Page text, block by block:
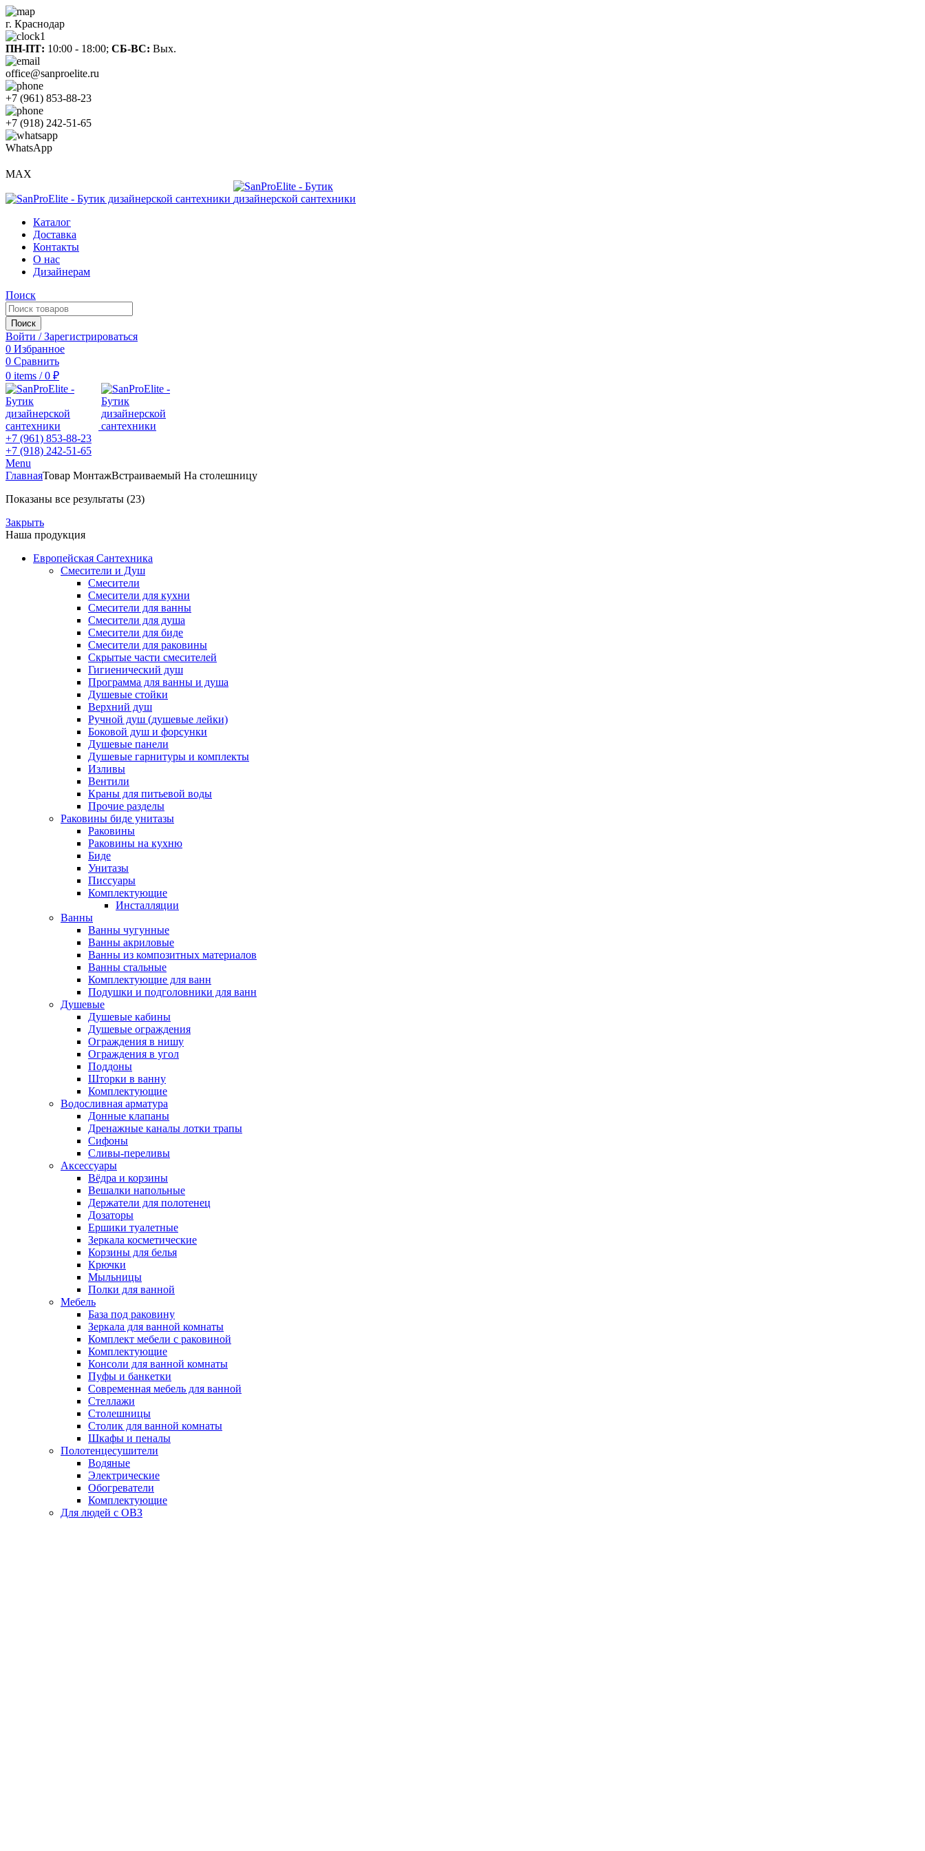
г. Краснодар
ПН-ПТ: 10:00 - 18:00; СБ-ВС: Вых.
office@sanproelite.ru
+7 (961) 853-88-23
+7 (918) 242-51-65
WhatsApp
MAX
Каталог
Доставка
Контакты
О нас
Дизайнерам
Поиск
Поиск
Войти / Зарегистрироваться
0 Избранное
0 Сравнить
0 items / 0 ₽
+7 (961) 853-88-23
+7 (918) 242-51-65
Menu
ГлавнаяТовар МонтажВстраиваемый На столешницу
Показаны все результаты (23)
Закрыть
Наша продукция
Европейская Сантехника
Смесители и Душ
Смесители
Смесители для кухни
Смесители для ванны
Смесители для душа
Смесители для биде
Смесители для раковины
Скрытые части смесителей
Гигиенический душ
Программа для ванны и душа
Душевые стойки
Верхний душ
Ручной душ (душевые лейки)
Боковой душ и форсунки
Душевые панели
Душевые гарнитуры и комплекты
Изливы
Вентили
Краны для питьевой воды
Прочие разделы
Раковины биде унитазы
Раковины
Раковины на кухню
Биде
Унитазы
Писсуары
Комплектующие
Инсталляции
Ванны
Ванны чугунные
Ванны акриловые
Ванны из композитных материалов
Ванны стальные
Комплектующие для ванн
Подушки и подголовники для ванн
Душевые
Душевые кабины
Душевые ограждения
Ограждения в нишу
Ограждения в угол
Поддоны
Шторки в ванну
Комплектующие
Водосливная арматура
Донные клапаны
Дренажные каналы лотки трапы
Сифоны
Сливы-переливы
Аксессуары
Вёдра и корзины
Вешалки напольные
Держатели для полотенец
Дозаторы
Ершики туалетные
Зеркала косметические
Корзины для белья
Крючки
Мыльницы
Полки для ванной
Мебель
База под раковину
Зеркала для ванной комнаты
Комплект мебели с раковиной
Комплектующие
Консоли для ванной комнаты
Пуфы и банкетки
Современная мебель для ванной
Стеллажи
Столешницы
Столик для ванной комнаты
Шкафы и пеналы
Полотенцесушители
Водяные
Электрические
Обогреватели
Комплектующие
Для людей с ОВЗ